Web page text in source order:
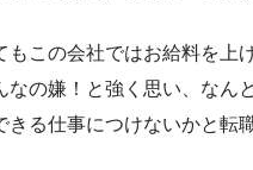
もこの会社ではお給料を上
なの嫌！と強く思い、なん
きる仕事につけないかと転